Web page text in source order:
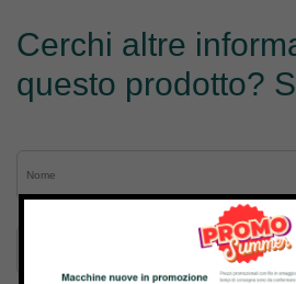
Cerchi altre
questo prodotto?